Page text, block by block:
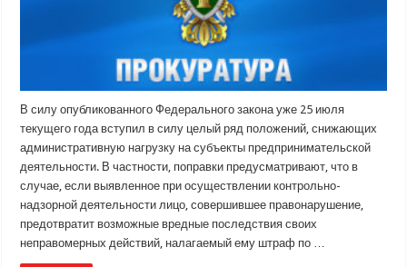
В силу опубликованного Федерального закона уже 25 июля
текущего года вступил в силу целый ряд положений, снижающих
административную нагрузку на субъекты предпринимательской
деятельности. В частности, поправки предусматривают, что в
случае, если выявленное при осуществлении контрольно-
надзорной деятельности лицо, совершившее правонарушение,
предотвратит возможные вредные последствия своих
неправомерных действий, налагаемый ему штраф по …